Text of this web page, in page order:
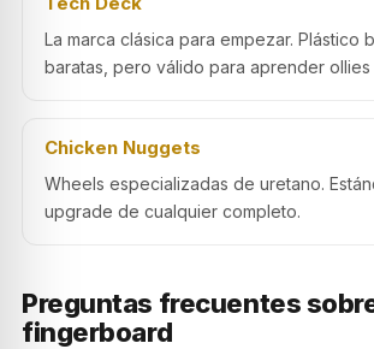
La marca clásica para empezar. Plástico
baratas, pero válido para aprender ollies
Chicken Nuggets
Wheels especializadas de uretano.
upgrade de cualquier completo.
Preguntas frecuentes
fingerboard